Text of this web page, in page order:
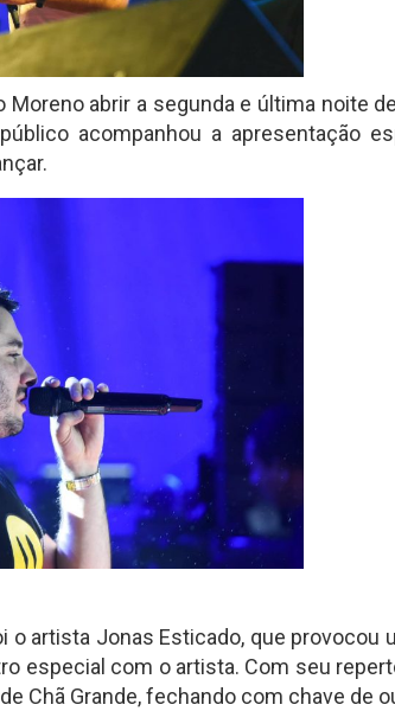
Moreno abrir a segunda e última noite
acompanhou a apresentação
o artista Jonas Esticado, que provocou
especial com o artista. Com seu
Chã Grande, fechando com chave de